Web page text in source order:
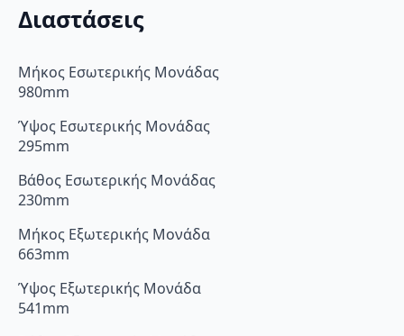
Διαστάσεις
Μήκος Εσωτερικής Μονάδας
980mm
Ύψος Εσωτερικής Μονάδας
295mm
Βάθος Εσωτερικής Μονάδας
230mm
Μήκος Εξωτερικής Μονάδα
663mm
Ύψος Εξωτερικής Μονάδα
541mm